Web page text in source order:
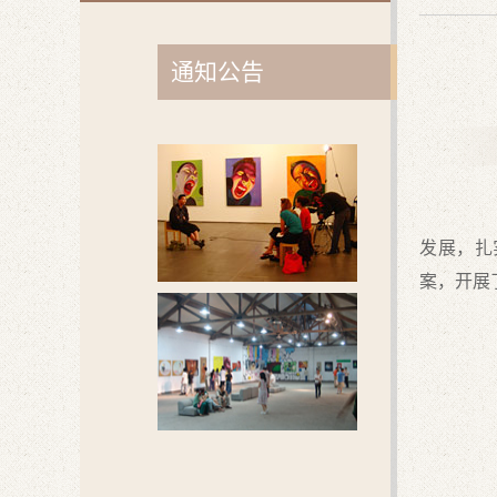
通知公告
发展，
案，开展